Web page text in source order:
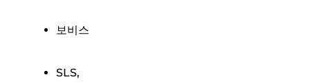
보비스
SLS,